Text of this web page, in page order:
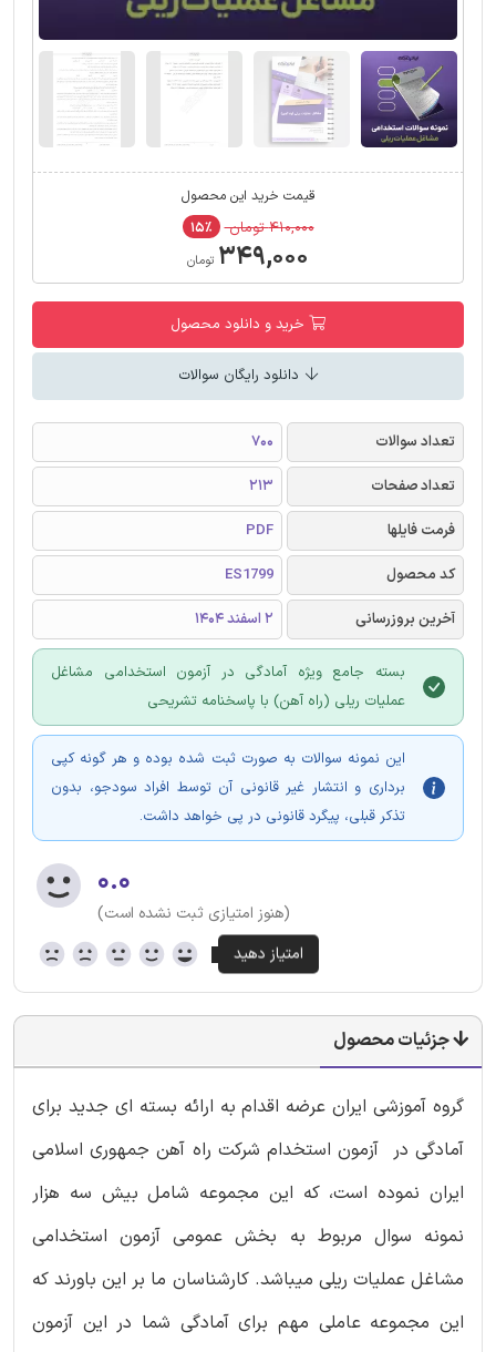
قیمت خرید این محصول
۴۱۰,۰۰۰ تومان ۱۵٪
۳۴۹,۰۰۰ تومان
خرید و دانلود محصول
دانلود رایگان سوالات
تعداد سوالات
700
تعداد صفحات
213
فرمت فایلها
PDF
کد محصول
ES1799
آخرین بروزرسانی
2 اسفند 1404
بسته جامع ویژه آمادگی در آزمون استخدامی مشاغل
عملیات ریلی (راه آهن) با پاسخنامه تشریحی
این نمونه سوالات به صورت ثبت شده بوده و هر گونه کپی
برداری و انتشار غیر قانونی آن توسط افراد سودجو، بدون
تذکر قبلی، پیگرد قانونی در پی خواهد داشت.
۰.۰
(هنوز امتیازی ثبت نشده است)
جزئیات محصول
گروه آموزشی ایران عرضه اقدام به ارائه بسته ای جدید برای
آمادگی در آزمون استخدام شرکت راه آهن جمهوری اسلامی
ایران نموده است، که این مجموعه شامل بیش سه هزار
نمونه سوال مربوط به بخش عمومی آزمون استخدامی
مشاغل عملیات ریلی میباشد. کارشناسان ما بر این باورند که
این مجموعه عاملی مهم برای آمادگی شما در این آزمون